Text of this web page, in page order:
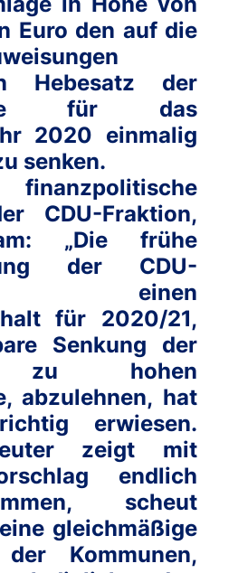
Euro den auf die
Hebesatz der
für das
2020 einmalig
senken.
CDU-Fraktion,
„Die frühe
der CDU-
einen
für 2020/21,
Senkung der
zu hohen
abzulehnen, hat
erwiesen.
zeigt mit
endlich
scheut
gleichmäßige
Kommunen,